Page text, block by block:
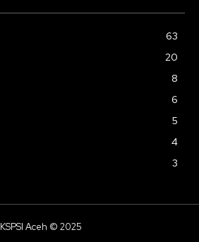
63
20
8
6
5
4
3
KSPSI Aceh © 2025